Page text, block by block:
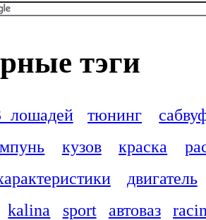
тэги
лошадей тюнинг
кузов краска
двигатель
kalina sport автоваз